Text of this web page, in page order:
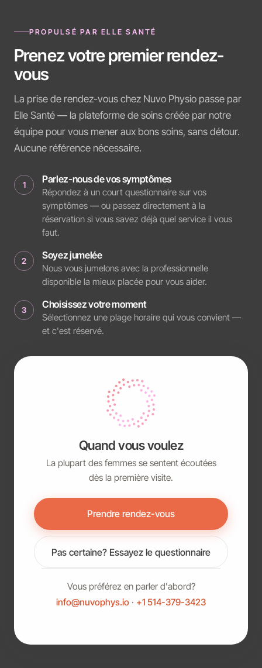
PROPULSÉ PAR ELLE SANTÉ
Prenez votre premier rendez-
vous
La prise de rendez-vous chez Nuvo Physio passe par
Elle Santé — la plateforme de soins créée par notre
équipe pour vous mener aux bons soins, sans détour.
Aucune référence nécessaire.
1 Parlez-nous de vos symptômes
Répondez à un court questionnaire sur vos
symptômes — ou passez directement à la
réservation si vous savez déjà quel service il vous
faut.
2 Soyez jumelée
Nous vous jumelons avec la professionnelle
disponible la mieux placée pour vous aider.
3 Choisissez votre moment
Sélectionnez une plage horaire qui vous convient —
et c'est réservé.
Quand vous voulez
La plupart des femmes se sentent écoutées
dès la première visite.
Prendre rendez-vous
Pas certaine? Essayez le questionnaire
Vous préférez en parler d'abord?
info@nuvophys.io · +1 514-379-3423